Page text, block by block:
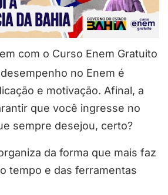
com o Curso Enem Gratuito
no Enem é
e motivação. Afinal, a
que você ingresse no
sempre desejou, certo?
da forma que mais faz
tempo e das ferramentas